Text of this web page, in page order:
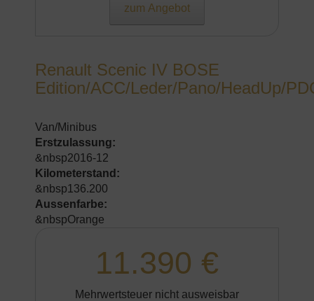
zum Angebot
Renault Scenic IV BOSE
Edition/ACC/Leder/Pano/HeadUp/
Van/Minibus
Erstzulassung:
&nbsp2016-12
Kilometerstand:
&nbsp136.200
Aussenfarbe:
&nbspOrange
11.390 €
Mehrwertsteuer nicht ausweisbar